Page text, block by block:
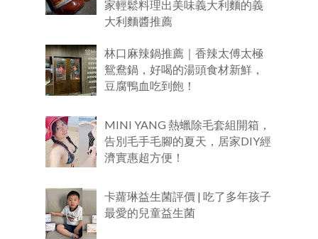
家輕鬆料理出美味義大利麵的義
大利麵醬推薦
林口麻辣鍋推薦｜香辣太傅太極
鴛鴦鍋，好喝的湯頭食材新鮮，
豆腐鴨血吃到飽！
MINI YANG 熱蠟除毛套組開箱，
告別毛手毛腳的夏天，居家DIY經
濟實惠超方便！
卡蘿琳益生菌評價 | 吃了多年孩子
最愛的兒童益生菌